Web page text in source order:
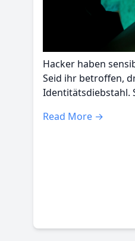
Hacker haben
Seid ihr betroffen,
Identitätsdiebstahl.
Read More →